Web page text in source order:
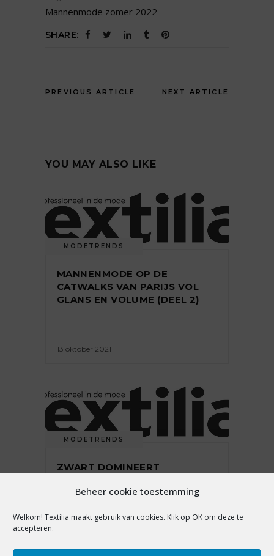
Beheer cookie toestemming
Welkom! Textilia maakt gebruik van cookies. Klik op OK om deze te
accepteren.
Mannenmode zomer 2022
SHARE:
PREVIOUS ARTICLE NEXT ARTICLE
YOU MAY ALSO LIKE
MODETRENDS
MANNENMODE OP DE
CATWALKS VAN PARIJS VOL
GLANS EN VOLUME (DEEL 2)
13 oktober 2021
MODETRENDS
ZWART DOMINEERT
DE CATWALKS VAN PARIJS